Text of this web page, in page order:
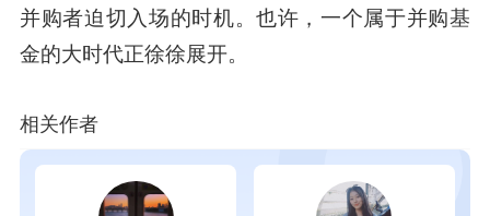
并购者迫切入场的时机。也许，一个属于并购基
金的大时代正徐徐展开。
相关作者